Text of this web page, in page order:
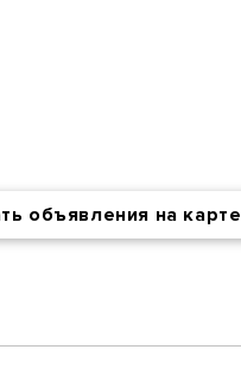
объявления на карте